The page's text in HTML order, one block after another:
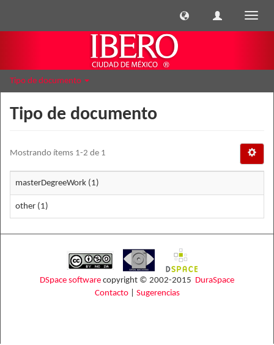
Tipo de documento
Tipo de documento
Mostrando ítems 1-2 de 1
masterDegreeWork (1)
other (1)
DSpace software copyright © 2002-2015 DuraSpace
Contacto| Sugerencias